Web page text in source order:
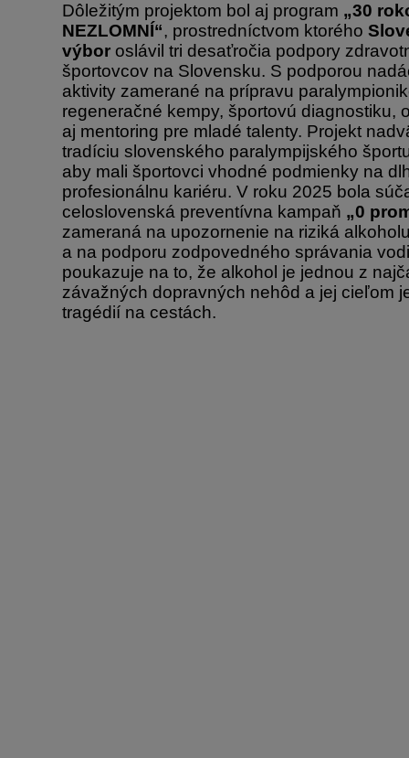
Dôležitým projektom bol aj program „30
NEZLOMNÍ“, prostredníctvom ktorého
výbor oslávil tri desaťročia podpory
športovcov na Slovensku. S podporou
aktivity zamerané na prípravu
regeneračné kempy, športovú diagnostiku,
aj mentoring pre mladé talenty. Projekt
tradíciu slovenského paralympijského
aby mali športovci vhodné podmienky na
profesionálnu kariéru. V roku 2025 bola
celoslovenská preventívna kampaň „0
zameraná na upozornenie na riziká
a na podporu zodpovedného správania
poukazuje na to, že alkohol je jednou z
závažných dopravných nehôd a jej cieľom
tragédií na cestách.